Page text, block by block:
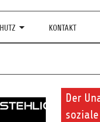
KONTAKT
Der